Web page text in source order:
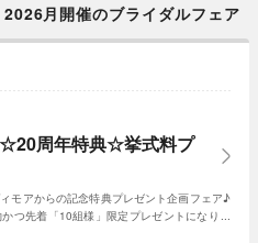
月開催のブライダルフェア
周年特典☆挙式料プ
モアからの記念特典プレゼント企画フェア♪
つ先着「10組様」限定プレゼントになりま